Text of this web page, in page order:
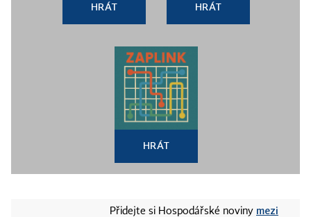
HRÁT HRÁT
HRÁT
Přidejte si Hospodářské noviny mezi